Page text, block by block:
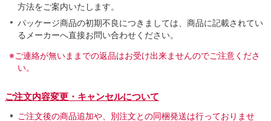
方法をご案内いたします。
パッケージ商品の初期不良につきましては、商品に記載されてい
るメーカーへ直接お問い合わせください。
※ご連絡が無いままでの返品はお受け出来ませんのでご注意くださ
い。
ご注文内容変更・キャンセルについて
ご注文後の商品追加や、別注文との同梱発送は行っておりませ